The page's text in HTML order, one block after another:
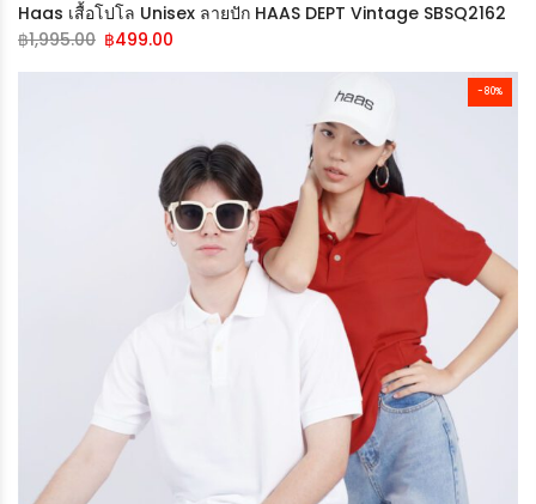
Haas เสื้อโปโล Unisex ลายปัก HAAS DEPT Vintage SBSQ2162
฿1,995.00 ฿499.00
-80%